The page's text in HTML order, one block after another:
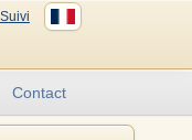
Suivi
Contact